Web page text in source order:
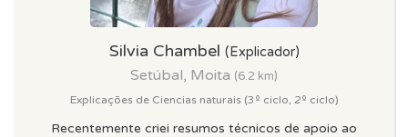
Silvia Chambel (Explicador)
Setúbal, Moita (6.2 km)
Explicações de Ciencias naturais (3º ciclo, 2º ciclo)
Recentemente criei resumos técnicos de apoio ao